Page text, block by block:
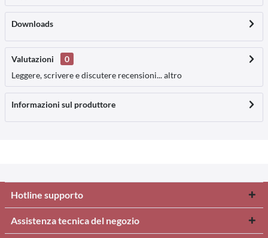
Downloads
Valutazioni
0
Leggere, scrivere e discutere recensioni...altro
Informazioni sul produttore
Hotline supporto
Assistenza tecnica del negozio